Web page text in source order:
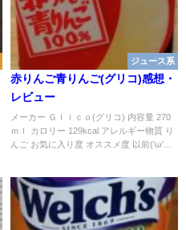
ジュース系
赤りんご青りんご(グリコ)感想・
レビュー
メーカー Ｇｌｉｃｏ(グリコ) 内容量 270
ｍｌ カロリー 129kcal アレルギー物質 り
んご お気に入り度 オススメ度 以前('ω'...